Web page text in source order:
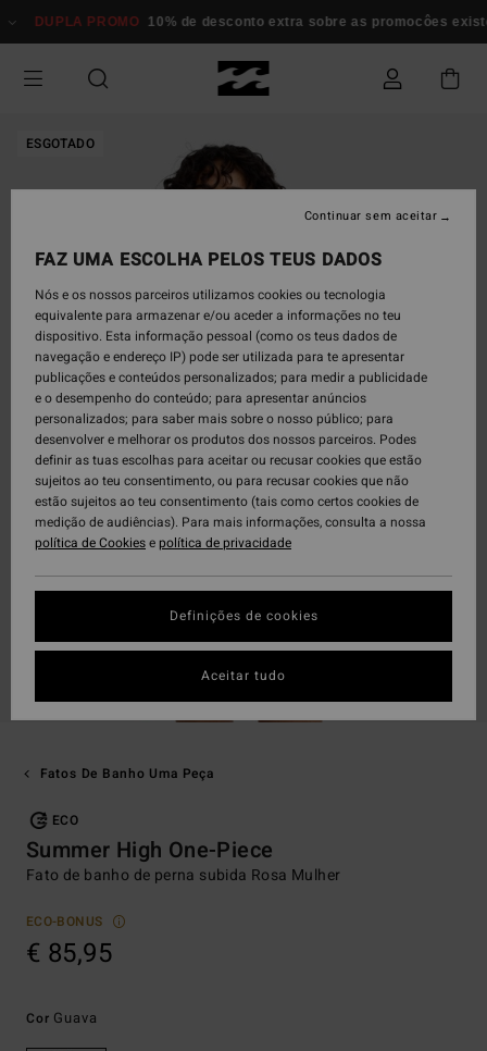
para
informação
PROMO 10% de desconto extra sobre as promocôes existentes*
ESGOTADO
Fatos De Banho Uma Peça
ECO
Summer High One-Piece
Fato de banho de perna subida Rosa Mulher
ECO-BONUS
€ 85,95
Cor Guava
FAZ UMA ESCOLHA PELOS TEUS DADOS
Nós e os nossos parceiros utilizamos cookies ou tecnologia
equivalente para armazenar e/ou aceder a informações no teu
dispositivo. Esta informação pessoal (como os teus dados de
navegação e endereço IP) pode ser utilizada para te apresentar
publicações e conteúdos personalizados; para medir a publicidade
e o desempenho do conteúdo; para apresentar anúncios
personalizados; para saber mais sobre o nosso público; para
desenvolver e melhorar os produtos dos nossos parceiros. Podes
definir as tuas escolhas para aceitar ou recusar cookies que estão
sujeitos ao teu consentimento, ou para recusar cookies que não
estão sujeitos ao teu consentimento (tais como certos cookies de
medição de audiências). Para mais informações, consulta a nossa
política de Cookiesepolítica de privacidade
Definições de cookies
Continuar sem aceitar
Aceitar tudo